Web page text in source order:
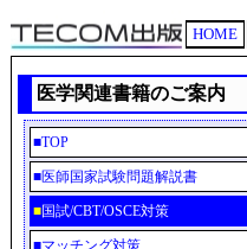
HOME
医学関連書籍のご案内
■TOP
■医師国家試験問題解説書
■国試/CBT/OSCE対策
■マッチング対策